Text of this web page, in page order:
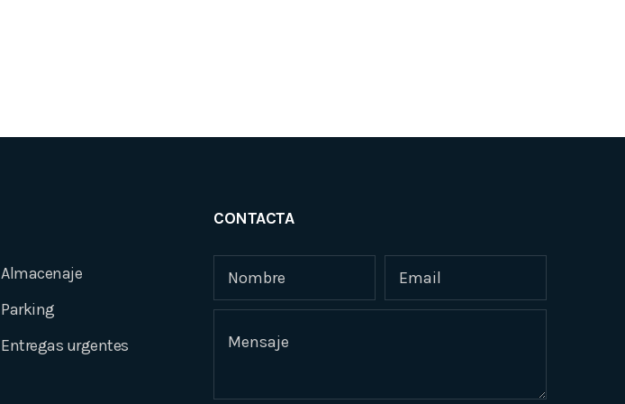
Almacenaje
Parking
Entregas urgentes
CONTACTA